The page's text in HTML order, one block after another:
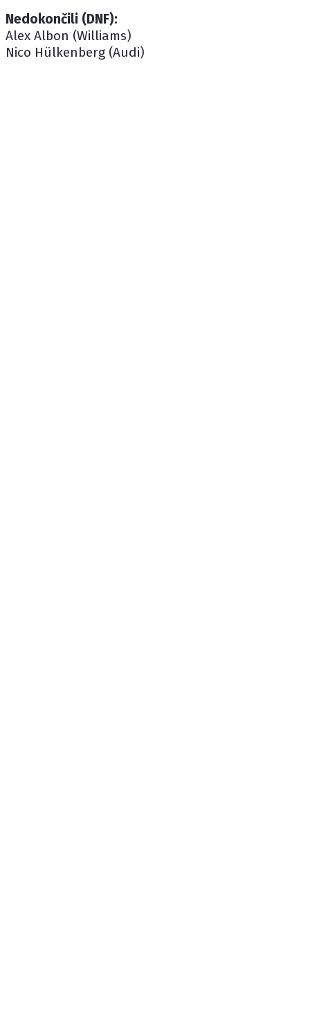
Nedokončili (DNF):
Alex Albon (Williams)
Nico Hülkenberg (Audi)